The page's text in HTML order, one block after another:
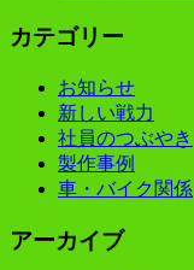
カテゴリー
お知らせ
新しい戦力
社員のつぶやき
製作事例
車・バイク関係
アーカイブ